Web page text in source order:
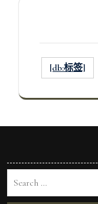
[db:标签]